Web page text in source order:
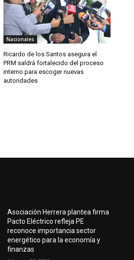
Nacionales
Ricardo de los Santos asegura el
PRM saldrá fortalecido del proceso
interno para escoger nuevas
autoridades
Asociación Herrera plantea firma
Pacto Eléctrico refleja PE
reconoce importancia sector
energético para la economía y
finanzas